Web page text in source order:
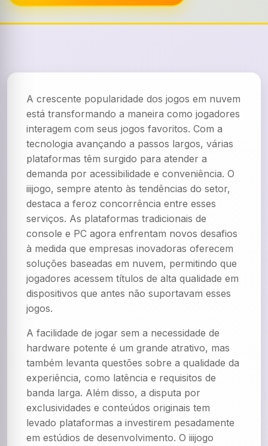
A crescente popularidade dos jogos em nuvem
está transformando a maneira como jogadores
interagem com seus jogos favoritos. Com a
tecnologia avançando a passos largos, várias
plataformas têm surgido para atender a
demanda por acessibilidade e conveniência. O
iiijogo, sempre atento às tendências do setor,
destaca a feroz concorrência entre esses
serviços. As plataformas tradicionais de
console e PC agora enfrentam novos desafios
à medida que empresas inovadoras oferecem
soluções baseadas em nuvem, permitindo que
jogadores acessem títulos de alta qualidade em
dispositivos que antes não suportavam esses
jogos.
A facilidade de jogar sem a necessidade de
hardware potente é um grande atrativo, mas
também levanta questões sobre a qualidade da
experiência, como latência e requisitos de
banda larga. Além disso, a disputa por
exclusividades e conteúdos originais tem
levado plataformas a investirem pesadamente
em estúdios de desenvolvimento. O iiijogo